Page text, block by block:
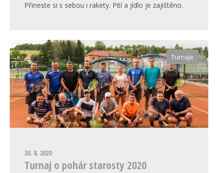
Přineste si s sebou i rakety. Pití a jídlo je zajištěno.
Turnaje
30. 8. 2020
Turnaj o pohár starosty 2020